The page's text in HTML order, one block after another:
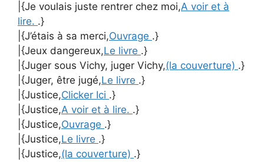
|{Je voulais juste rentrer chez moi,A voir et à
lire. .}
|{J’étais à sa merci,Ouvrage .}
|{Jeux dangereux,Le livre .}
|{Juger sous Vichy, juger Vichy,(la couverture) .}
|{Juger, être jugé,Le livre .}
|{Justice,Clicker Ici .}
|{Justice,A voir et à lire. .}
|{Justice,Ouvrage .}
|{Justice,Le livre .}
|{Justice,(la couverture) .}